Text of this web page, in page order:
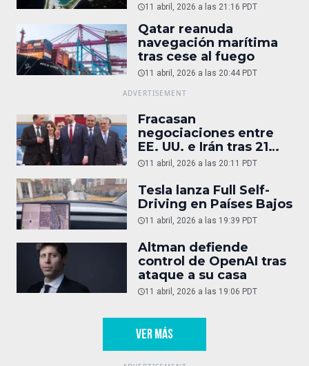
Trump
11 abril, 2026 a las 21:16 PDT
Qatar reanuda
navegación marítima
tras cese al fuego
11 abril, 2026 a las 20:44 PDT
Fracasan
negociaciones entre
EE. UU. e Irán tras 21
horas
11 abril, 2026 a las 20:11 PDT
Tesla lanza Full Self-
Driving en Países Bajos
11 abril, 2026 a las 19:39 PDT
Altman defiende
control de OpenAI tras
ataque a su casa
11 abril, 2026 a las 19:06 PDT
VER MÁS